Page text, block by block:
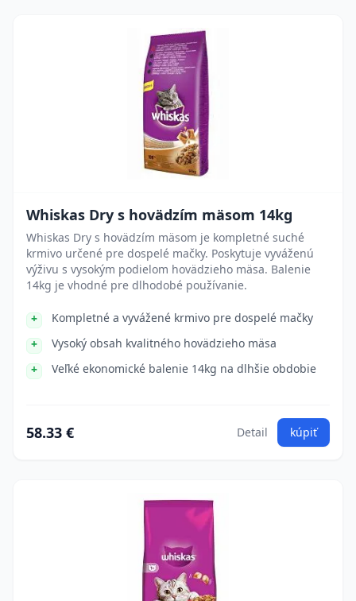
Whiskas Dry s hovädzím mäsom 14kg
Whiskas Dry s hovädzím mäsom je kompletné suché
krmivo určené pre dospelé mačky. Poskytuje vyváženú
výživu s vysokým podielom hovädzieho mäsa. Balenie
14kg je vhodné pre dlhodobé používanie.
Kompletné a vyvážené krmivo pre dospelé mačky
Vysoký obsah kvalitného hovädzieho mäsa
Veľké ekonomické balenie 14kg na dlhšie obdobie
58.33 € Detail kúpiť